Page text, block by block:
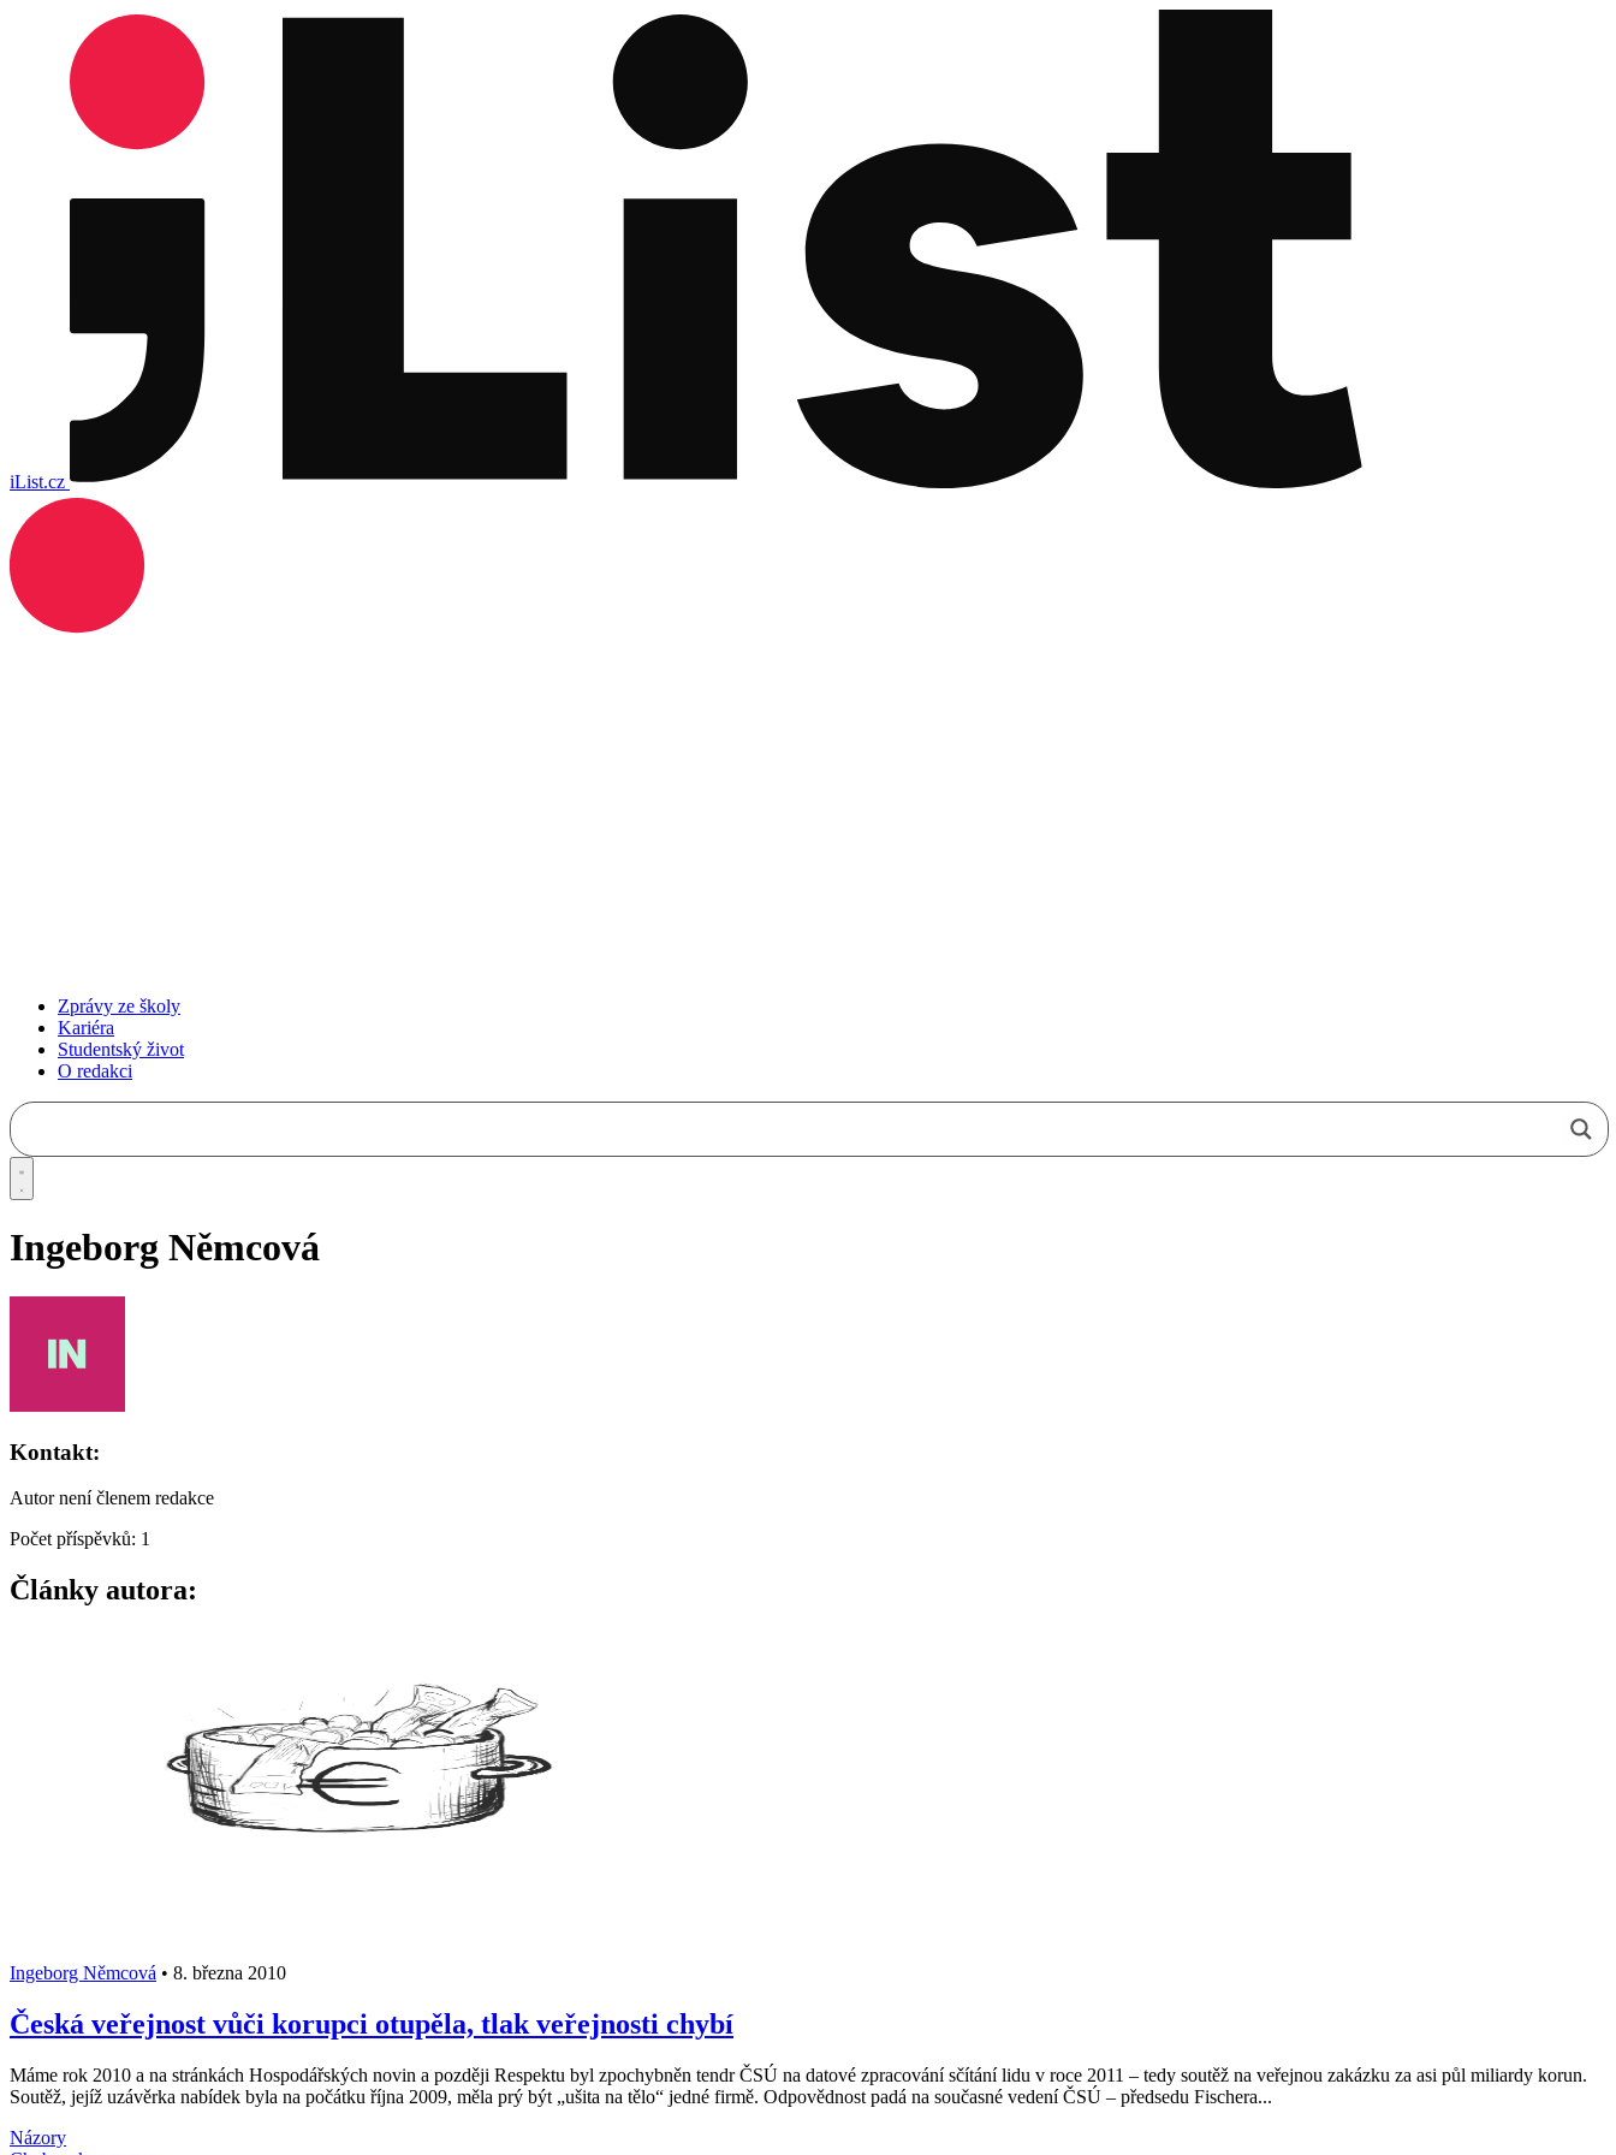
iList.cz
Zprávy ze školy
Kariéra
Studentský život
O redakci
Ingeborg Němcová
Kontakt:
Autor není členem redakce
Počet příspěvků: 1
Články autora:
Ingeborg Němcová • 8. března 2010
Česká veřejnost vůči korupci otupěla, tlak veřejnosti chybí
Máme rok 2010 a na stránkách Hospodářských novin a později Respektu byl zpochybněn tendr ČSÚ na datové zpracování sčítání lidu v roce 2011 – tedy soutěž na veřejnou zakázku za asi půl miliardy korun.
Soutěž, jejíž uzávěrka nabídek byla na počátku října 2009, měla prý být „ušita na tělo“ jedné firmě. Odpovědnost padá na současné vedení ČSÚ – předsedu Fischera...
Názory